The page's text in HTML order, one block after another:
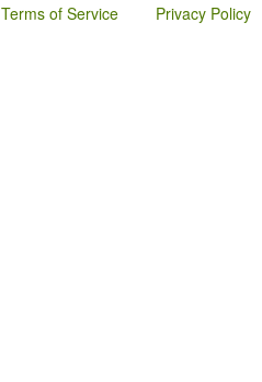
Terms of Service Privacy Policy